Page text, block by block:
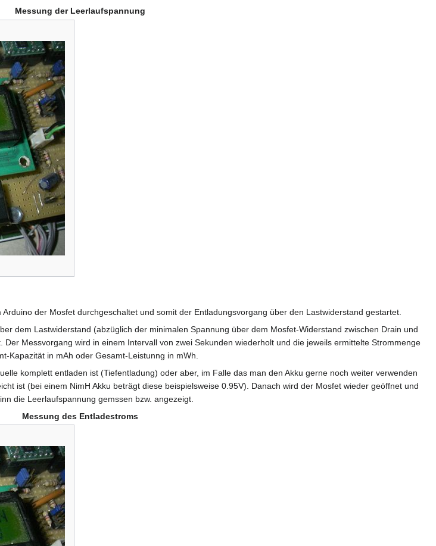
Messung der Leerlaufspannung
der Mosfet durchgeschaltet und somit der Entladungsvorgang über den Lastwiderstand gestartet.
dem Lastwiderstand (abzüglich der minimalen Spannung über dem Mosfet-Widerstand zwischen Drain und
Messvorgang wird in einem Intervall von zwei Sekunden wiederholt und die jeweils ermittelte Strommenge
Kapazität in mAh oder Gesamt-Leistunng in mWh.
komplett entladen ist (Tiefentladung) oder aber, im Falle das man den Akku gerne noch weiter verwenden
ist (bei einem NimH Akku beträgt diese beispielsweise 0.95V). Danach wird der Mosfet wieder geöffnet und
die Leerlaufspannung gemssen bzw. angezeigt.
Messung des Entladestroms